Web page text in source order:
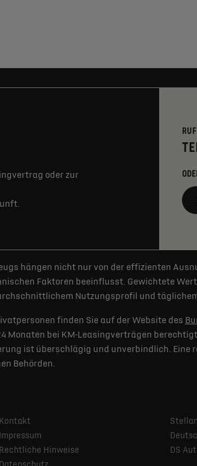
oder zur
hängen nicht nur von der effizienten
Faktoren beeinflusst. Gewichtete
Nutzungsprofil und
finden Sie auf der Website des
Monaten bei KM-Leasingverträgen
ist überschlägig und unverbindlich.
Behörden.
Kontakt
Impressum
Rechtliche Hinweise
DS